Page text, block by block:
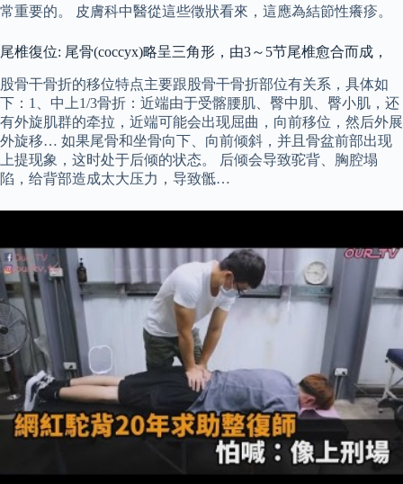
常重要的。 皮膚科中醫從這些徵狀看來，這應為結節性癢疹。
尾椎復位: 尾骨(coccyx)略呈三角形，由3～5节尾椎愈合而成，
股骨干骨折的移位特点主要跟股骨干骨折部位有关系，具体如
下：1、中上1/3骨折：近端由于受髂腰肌、臀中肌、臀小肌，还
有外旋肌群的牵拉，近端可能会出现屈曲，向前移位，然后外展
外旋移… 如果尾骨和坐骨向下、向前倾斜，并且骨盆前部出现
上提现象，这时处于后倾的状态。 后倾会导致驼背、胸腔塌
陷，给背部造成太大压力，导致骶…